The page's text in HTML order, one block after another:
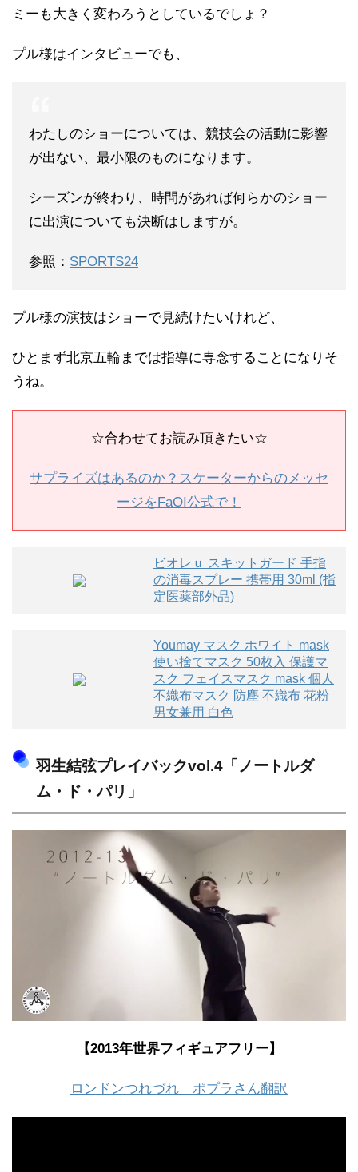
ミーも大きく変わろうとしているでしょ？
プル様はインタビューでも、
わたしのショーについては、競技会の活動に影響
が出ない、最小限のものになります。
シーズンが終わり、時間があれば何らかのショー
に出演についても決断はしますが。
参照： SPORTS24
プル様の演技はショーで見続けたいけれど、
ひとまず北京五輪までは指導に専念することになりそ
うね。
☆合わせてお読み頂きたい☆
サプライズはあるのか？スケーターからのメッセ
ージをFaOI公式で！
ビオレｕ スキットガード 手指
の消毒スプレー 携帯用 30ml (指
定医薬部外品)
Youmay マスク ホワイト mask
使い捨てマスク 50枚入 保護マ
スク フェイスマスク mask 個人
不織布マスク 防塵 不織布 花粉
男女兼用 白色
羽生結弦プレイバックvol.4「ノートルダ
ム・ド・パリ」
【2013年世界フィギュアフリー】
ロンドンつれづれ ポプラさん翻訳